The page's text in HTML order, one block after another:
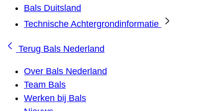
Bals Duitsland
Technische Achtergrondinformatie
Terug Bals Nederland
Over Bals Nederland
Team Bals
Werken bij Bals